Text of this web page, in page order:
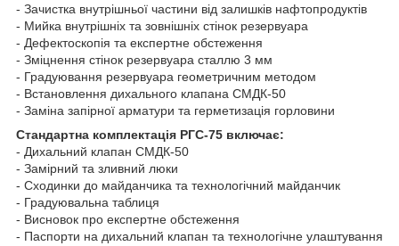
- Зачистка внутрішньої частини від залишків нафтопродуктів
- Мийка внутрішніх та зовнішніх стінок резервуара
- Дефектоскопія та експертне обстеження
- Зміцнення стінок резервуара сталлю 3 мм
- Градуювання резервуара геометричним методом
- Встановлення дихального клапана СМДК-50
- Заміна запірної арматури та герметизація горловини
Стандартна комплектація РГС-75 включає:
- Дихальний клапан СМДК-50
- Замірний та зливний люки
- Сходинки до майданчика та технологічний майданчик
- Градуювальна таблиця
- Висновок про експертне обстеження
- Паспорти на дихальний клапан та технологічне улаштування